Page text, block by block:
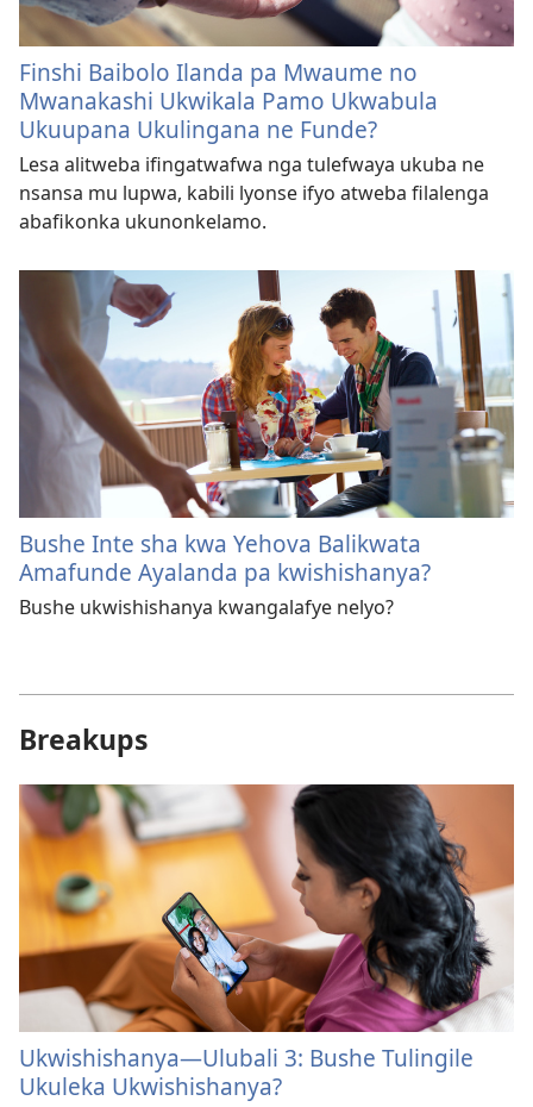
Finshi Baibolo Ilanda pa Mwaume no
Mwanakashi Ukwikala Pamo Ukwabula
Ukuupana Ukulingana ne Funde?
Lesa alitweba ifingatwafwa nga tulefwaya ukuba ne
nsansa mu lupwa, kabili lyonse ifyo atweba filalenga
abafikonka ukunonkelamo.
Bushe Inte sha kwa Yehova Balikwata
Amafunde Ayalanda pa kwishishanya?
Bushe ukwishishanya kwangalafye nelyo?
Breakups
Ukwishishanya—Ulubali 3: Bushe Tulingile
Ukuleka Ukwishishanya?